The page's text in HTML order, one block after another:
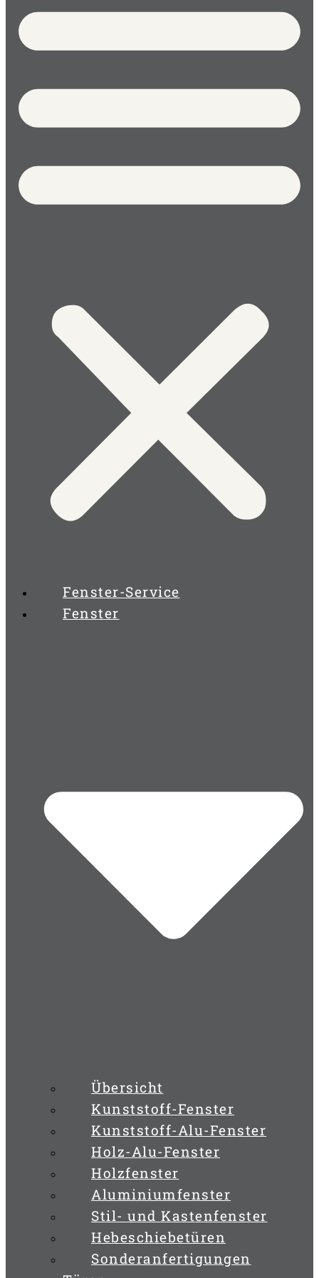
Fenster-Service
Fenster
Übersicht
Kunststoff-Fenster
Kunststoff-Alu-Fenster
Holz-Alu-Fenster
Holzfenster
Aluminiumfenster
Stil- und Kastenfenster
Hebeschiebetüren
Sonderanfertigungen